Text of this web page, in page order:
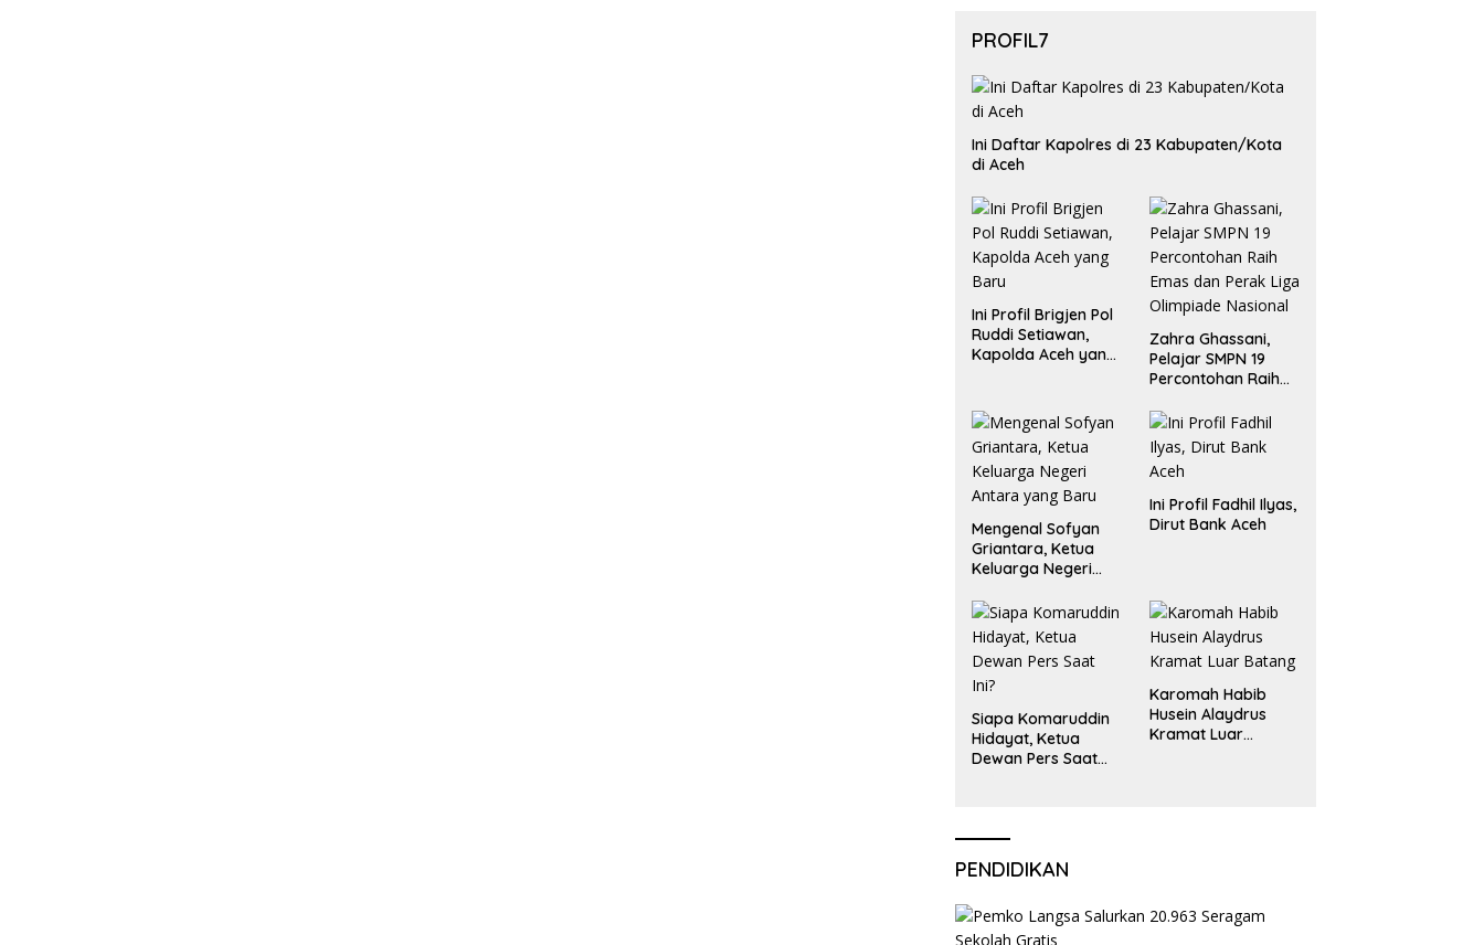
PROFIL7
Ini Daftar Kapolres di 23 Kabupaten/Kota
di Aceh
Ini Profil Brigjen Pol
Ruddi Setiawan,
Kapolda Aceh yang
Zahra Ghassani,
Pelajar SMPN 19
Percontohan Raih
Liga Olimpiade
Nasional
Mengenal Sofyan
Griantara, Ketua
Keluarga Negeri
Ini Profil Fadhil Ilyas,
Dirut Bank Aceh
Siapa Komaruddin
Hidayat, Ketua
Dewan Pers Saat
Karomah Habib
Husein Alaydrus
Kramat Luar
PENDIDIKAN